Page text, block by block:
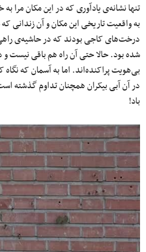
تنها نشانه‌ی یادآوری که در این مکان مرا
به واقعیت تاریخی این مکان و آن زندانی
درخت‌های کاجی بودند که در حاشیه‌ی راهی
شده بود. حالا حتی آن راه هم باقی نیست
بی‌هویت پراکنده‌اند. اما به آسمان که نگاه
در آن آبی بیکران همچنان تداوم گذشته
باد!